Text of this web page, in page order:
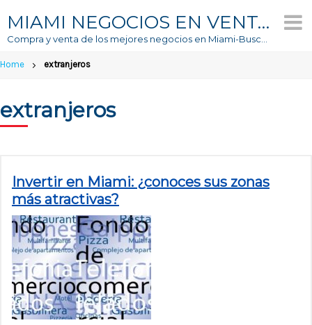
content
MIAMI NEGOCIOS EN VENTA
Home extranjeros
extranjeros
Invertir en Miami: ¿conoces sus zonas
más atractivas?